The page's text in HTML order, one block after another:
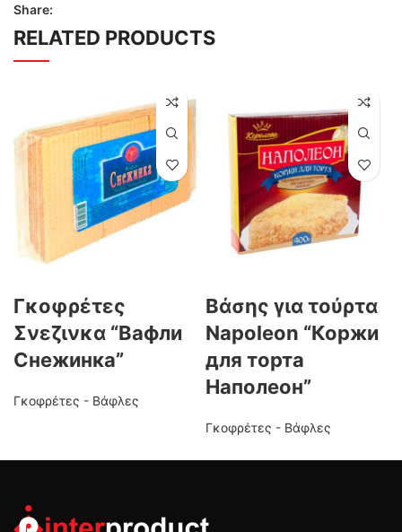
Share:
RELATED PRODUCTS
Γκοφρέτες
Σνεζινκα “Вафли
Снежинка”
Γκοφρέτες - Βάφλες
Βάσης για τούρτα
Napoleon “Коржи
для торта
Наполеон”
Γκοφρέτες - Βάφλες